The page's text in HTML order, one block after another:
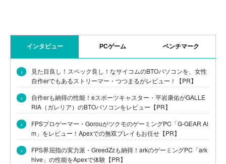
インタビュー PCゲーム ベンチマーク
›
見た目良し！スペック良し！なサイコムのBTOパソコンを、女性
自作erでもあるストリーマー・つつまるがレビュー！【PR】
›
自作erも納得の性能！eスポーツキャスター・平岩康佑がGALLE
RIA（ガレリア）のBTOパソコンをレビュー【PR】
›
FPSプロゲーマー・GorouがツクモのゲーミングPC「G-GEAR Ai
m」をレビュー！Apexでの無双プレイもお任せ【PR】
›
FPS界屈指の実力派・GreedZzも納得！arkのゲーミングPC「ark
hive」の性能をApexで体験【PR】